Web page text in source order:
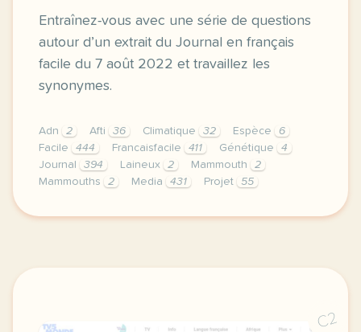
Entraînez-vous avec une série de questions
autour d’un extrait du Journal en français
facile du 7 août 2022 et travaillez les
synonymes.
Adn 2 Afti 36 Climatique 32 Espèce
6
Facile
444 Francaisfacile 411 Génétique
4
Journal
394 Laineux 2 Mammouth
2
Mammouths
2 Media 431 Projet 55
exercice b2 faire revivre les mammouths
C2